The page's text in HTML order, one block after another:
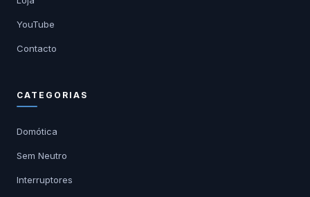
YouTube
Contacto
CATEGORIAS
Domótica
Sem Neutro
Interruptores